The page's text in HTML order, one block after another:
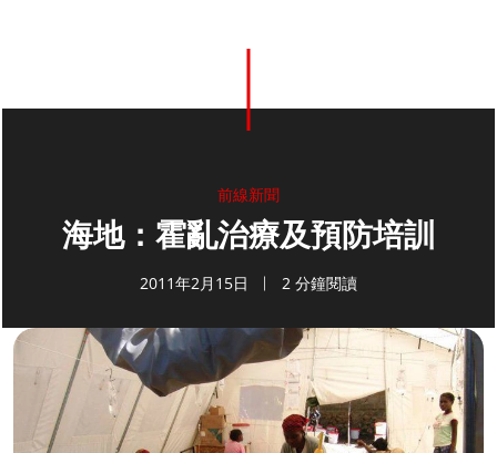
前線新聞
海地：霍亂治療及預防培訓
2011年2月15日 2 分鐘閱讀